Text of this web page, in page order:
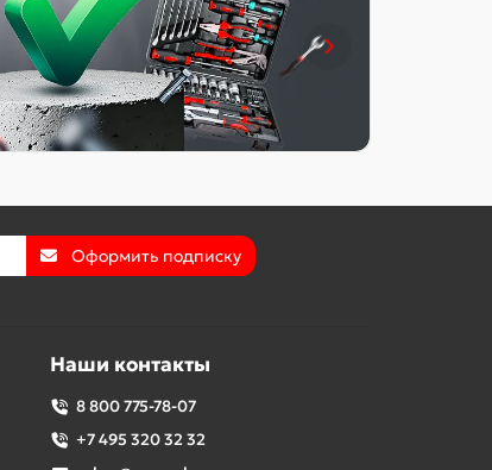
Оформить подписку
Наши контакты
8 800 775-78-07
+7 495 320 32 32